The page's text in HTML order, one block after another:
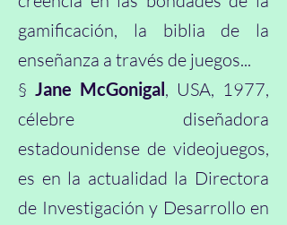
gamificación, la biblia de la
enseñanza a través de juegos...
§ Jane McGonigal, USA, 1977,
célebre diseñadora
estadounidense de videojuegos,
es en la actualidad la Directora
de Investigación y Desarrollo en